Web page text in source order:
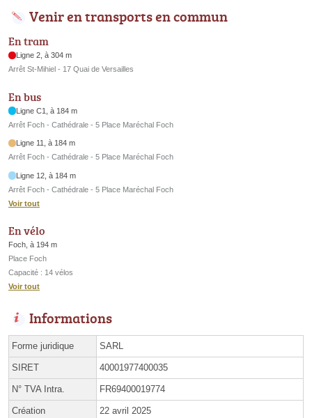
Venir en transports en commun
En tram
Ligne 2, à 304 m
Arrêt St-Mihiel - 17 Quai de Versailles
En bus
Ligne C1, à 184 m
Arrêt Foch - Cathédrale - 5 Place Maréchal Foch
Ligne 11, à 184 m
Arrêt Foch - Cathédrale - 5 Place Maréchal Foch
Ligne 12, à 184 m
Arrêt Foch - Cathédrale - 5 Place Maréchal Foch
Voir tout
En vélo
Foch, à 194 m
Place Foch
Capacité : 14 vélos
Voir tout
Informations
Forme juridique SARL
SIRET 40001977400035
N° TVA Intra. FR69400019774
Création 22 avril 2025